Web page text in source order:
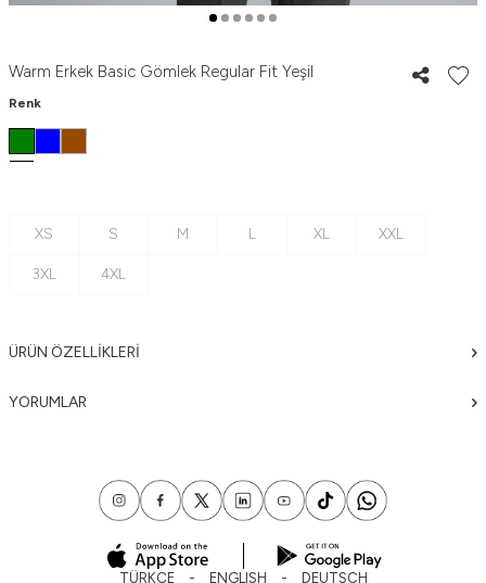
Warm Erkek Basic Gömlek Regular Fit Yeşil
Renk
XS S M L XL XXL
3XL 4XL
ÜRÜN ÖZELLIKLERI
YORUMLAR
TÜRKÇE ENGLISH DEUTSCH